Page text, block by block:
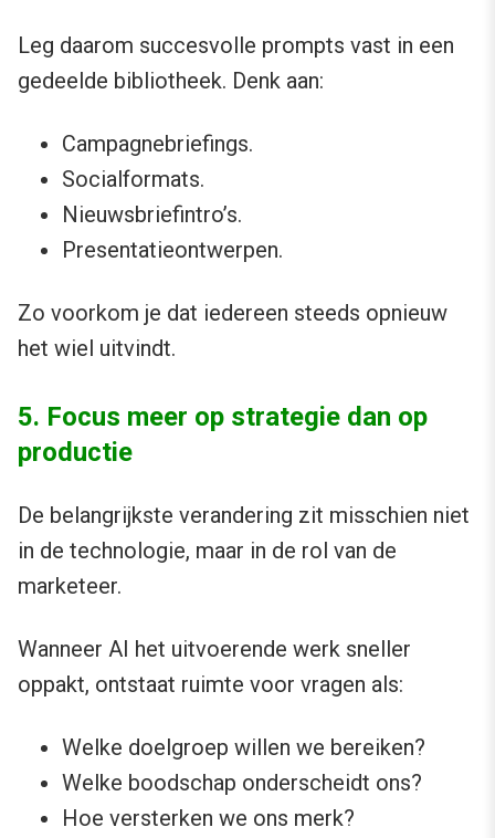
Leg daarom succesvolle prompts vast in een
gedeelde bibliotheek. Denk aan:
Campagnebriefings.
Socialformats.
Nieuwsbriefintro’s.
Presentatieontwerpen.
Zo voorkom je dat iedereen steeds opnieuw
het wiel uitvindt.
5. Focus meer op strategie dan op
productie
De belangrijkste verandering zit misschien niet
in de technologie, maar in de rol van de
marketeer.
Wanneer AI het uitvoerende werk sneller
oppakt, ontstaat ruimte voor vragen als:
Welke doelgroep willen we bereiken?
Welke boodschap onderscheidt ons?
Hoe versterken we ons merk?